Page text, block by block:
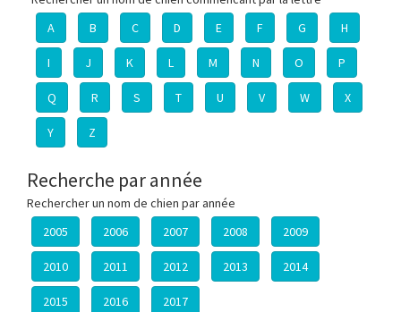
A
B C D E F G H
I J K L M N O P
Q R S T U V W X
Y Z
Recherche par année
Rechercher un nom de chien par année
2005
2006 2007 2008 2009
2010 2011 2012 2013 2014
2015 2016 2017